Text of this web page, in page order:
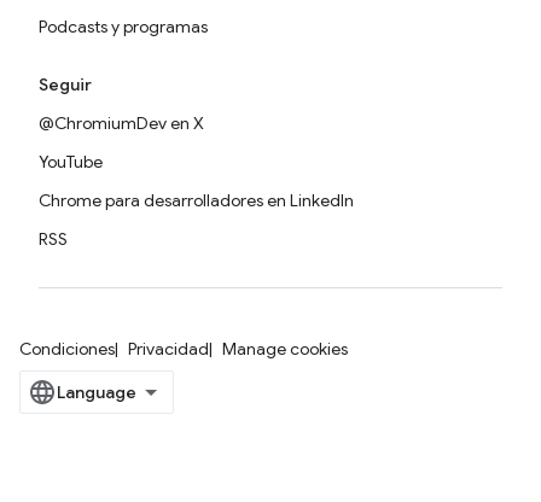
Podcasts y programas
Seguir
@ChromiumDev en X
YouTube
Chrome para desarrolladores en LinkedIn
RSS
Condiciones Privacidad Manage cookies